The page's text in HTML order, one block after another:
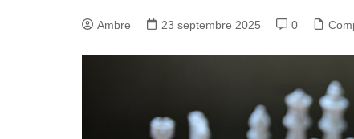
Ambre 23 septembre 2025 0